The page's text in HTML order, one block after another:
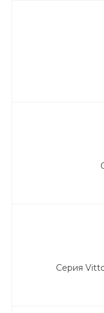
Серия